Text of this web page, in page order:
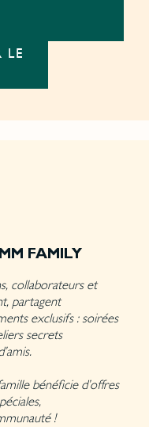
LE
FAMILY
collaborateurs et
partagent
exclusifs : soirées
secrets
bénéficie d’offres
!